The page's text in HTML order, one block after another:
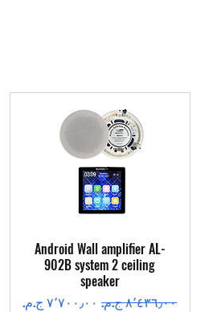
العرض السريع
Android Wall amplifier AL-
902B system 2 ceiling
speaker
سعر عادي‏٨٬٤٣٦٫٠٠ ج.م.‏ سعر البيع